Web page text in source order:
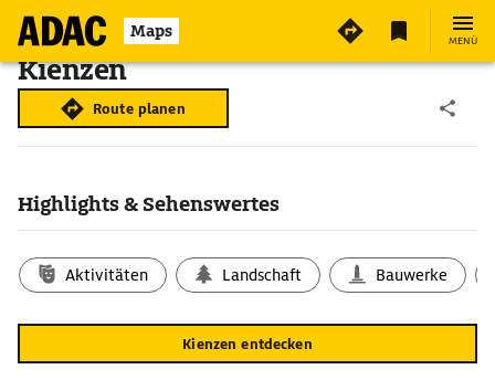
Maps MENÜ
Kienzen
Route planen
Highlights & Sehenswertes
Aktivitäten Landschaft Bauwerke
Kienzen entdecken